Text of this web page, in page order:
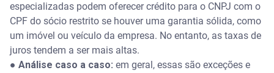
especializadas podem oferecer crédito para o CNPJ com o
CPF do sócio restrito se houver uma garantia sólida, como
um imóvel ou veículo da empresa. No entanto, as taxas de
juros tendem a ser mais altas.
● Análise caso a caso: em geral, essas são exceções e